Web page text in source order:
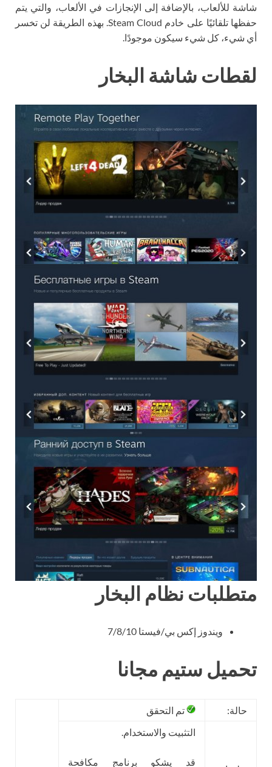
شاشة للألعاب، بالإضافة إلى الإنجازات في الألعاب، والتي يتم
حفظها تلقائيًا على خادم Steam Cloud. بهذه الطريقة لن تخسر
أي شيء، كل شيء سيكون موجودًا.
لقطات شاشة البخار
متطلبات نظام البخار
ويندوز إكس بي/فيستا 7/8/10
تحميل ستيم مجانا
حالة: تم التحقق
التثبيت والاستخدام.
قد يشكو برنامج مكافحة